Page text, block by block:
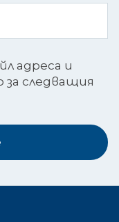
адреса и
за следващия